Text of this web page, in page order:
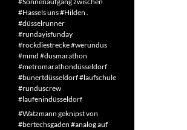
#Hassels uns #Hilden .
#düsselrunner
#rundayisfunday
#rockdiestrecke #werundus
#mmd #dusmarathon
#metromarathondüsseldorf
#bunertdüsseldorf #laufschule
#runduscrew
#laufenindüsseldorf
#Watzmann geknipst von
#bertechsgaden #analog auf